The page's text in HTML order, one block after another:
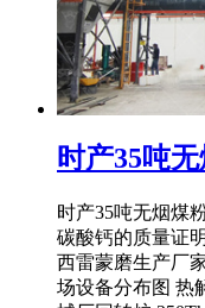
时产35吨
时产35吨无烟煤
碳酸钙的质量证
西雷蒙磨生产厂
场设备分布图 热